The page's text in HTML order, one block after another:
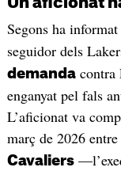
Un aficionat
Segons ha informat
seguidor dels
demandacontra
enganyat pel fals
L’aficionat va
març de 2026
Cavaliers